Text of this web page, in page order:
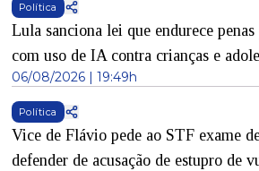
Política
Lula sanciona lei que endurece
com uso de IA contra crianças e
06/08/2026 | 19:49h
Política
Vice de Flávio pede ao STF exame
defender de acusação de estupro de